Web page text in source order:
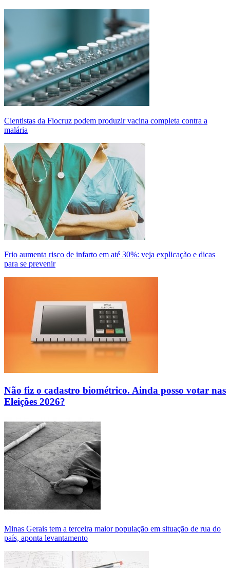
Cientistas da Fiocruz podem produzir vacina completa contra a
malária
Frio aumenta risco de infarto em até 30%: veja explicação e dicas
para se prevenir
Não fiz o cadastro biométrico. Ainda posso votar nas
Eleições 2026?
Minas Gerais tem a terceira maior população em situação de rua do
país, aponta levantamento